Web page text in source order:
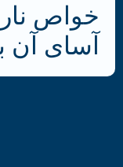
خواص
آسای آن